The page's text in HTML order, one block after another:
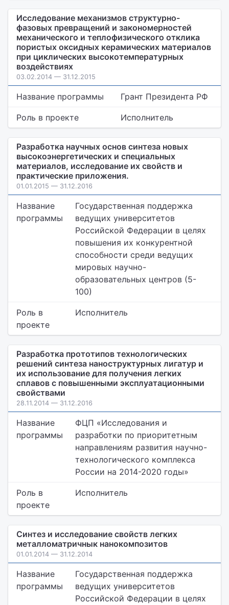
Исследование механизмов структурно-
фазовых превращений и закономерностей
механического и теплофизического отклика
пористых оксидных керамических материалов
при циклических высокотемпературных
воздействиях
03.02.2014 — 31.12.2015
Название программы Грант Президента РФ
Роль в проекте Исполнитель
Разработка научных основ синтеза новых
высокоэнергетических и специальных
материалов, исследование их свойств и
практические приложения.
01.01.2015 — 31.12.2016
Название
программы
Государственная поддержка
ведущих университетов
Российской Федерации в целях
повышения их конкурентной
способности среди ведущих
мировых научно-
образовательных центров (5-
100)
Роль в
проекте
Исполнитель
Разработка прототипов технологических
решений синтеза наноструктурных лигатур и
их использование для получения легких
сплавов с повышенными эксплуатационными
свойствами
28.11.2014 — 31.12.2016
Название
программы
ФЦП «Исследования и
разработки по приоритетным
направлениям развития научно-
технологического комплекса
России на 2014-2020 годы»
Роль в
проекте
Исполнитель
Синтез и исследование свойств легких
металломатричнык нанокомпозитов
01.01.2014 — 31.12.2014
Название
программы
Государственная поддержка
ведущих университетов
Российской Федерации в целях